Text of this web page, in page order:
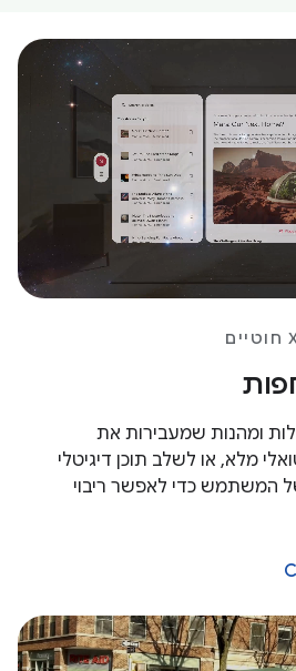
ומהנות שמעבירות את
מלא, או לשלב תוכן דיגיטלי
המשתמש כדי לאפשר ריבוי